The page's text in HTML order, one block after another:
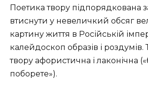
Поетика твору підпорядкована
втиснути у невеличкий обсяг
картину життя в Російській
калейдоскоп образів і роздумів.
твору афористична і лаконічна
поборете»).